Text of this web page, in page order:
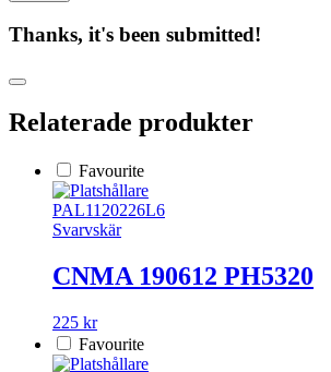
Thanks, it's been submitted!
Relaterade produkter
Favourite
PAL1120226L6
Svarvskär
CNMA 190612 PH5320
225 kr
Favourite